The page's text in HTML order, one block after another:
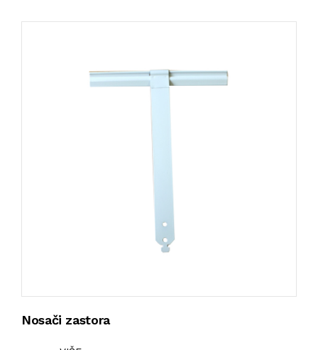
Nosači zastora